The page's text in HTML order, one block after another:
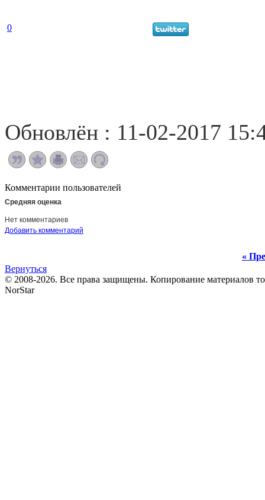
0
Обновлён : 11-02-2017
Комментарии пользователей
Средняя оценка
Нет комментариев
Добавить комментарий
«
Вернуться
© 2008-2026. Все права защищены. Копирование материалов
NorStar